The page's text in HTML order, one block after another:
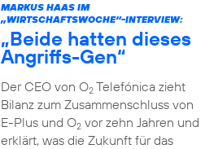
MARKUS HAAS IM
„WIRTSCHAFTSWOCHE“-INTERVIEW:
„Beide hatten dieses
Angriffs-Gen“
Der CEO von O2Telefónica zieht
Bilanz zum Zusammenschluss von
E-Plus und O2vor zehn Jahren und
erklärt, was die Zukunft für das